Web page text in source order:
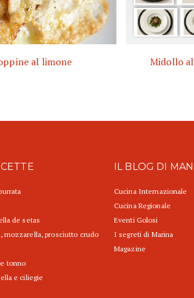
al limone
Midollo
de setas
mozzarella, prosciutto crudo
tonno
e ciliegie
IL BLOG DI
Cucina Internazionale
Cucina Regionale
Eventi Golosi
I segreti di Marina
Magazine